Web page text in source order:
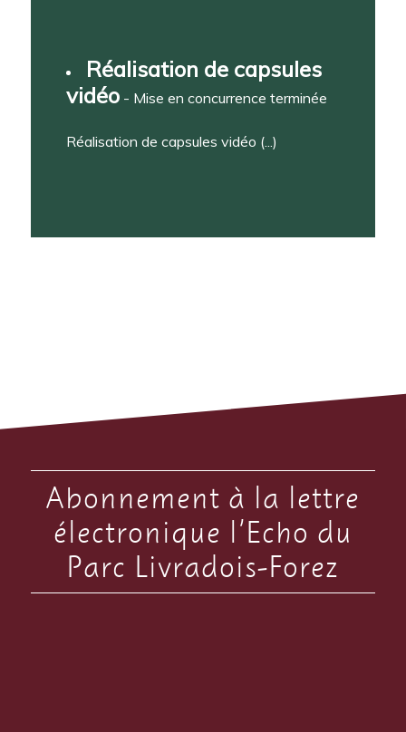
Réalisation de capsules
vidéo- Mise en concurrence terminée
Réalisation de capsules vidéo (...)
Abonnement à la lettre
électronique l’Echo du
Parc Livradois-Forez